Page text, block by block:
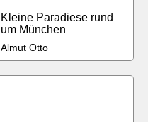
Kleine Paradiese rund
um München
Almut Otto